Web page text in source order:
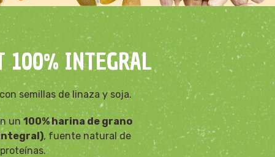
100% INTEGRAL
semillas de linaza y soja.
un100% harina de grano
, fuente natural de